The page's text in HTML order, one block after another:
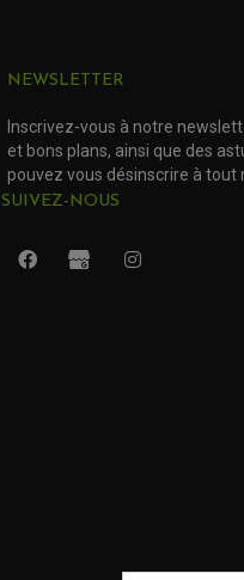
NEWSLETTER
Inscrivez-vous à notre
et bons plans, ainsi que des
pouvez vous désinscrire à tout
SUIVEZ-NOUS